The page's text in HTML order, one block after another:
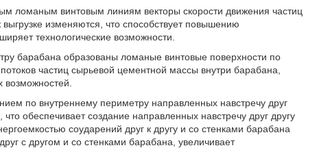
ломаным винтовым линиям векторы скорости движения частиц
изменяются, что способствует повышению
технологические возможности.
барабана образованы ломаные винтовые поверхности по
частиц сырьевой цементной массы внутри барабана,
по внутреннему периметру направленных навстречу друг
обеспечивает создание направленных навстречу друг другу
соударений друг к другу и со стенками барабана
с другом и со стенками барабана, увеличивает